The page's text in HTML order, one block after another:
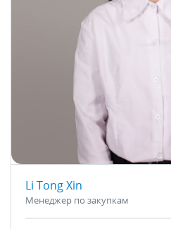
Li Tong Xin
Менеджер по закупкам